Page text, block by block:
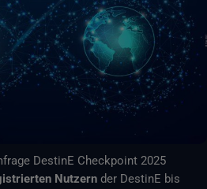
DestinE Checkpoint 2025
Nutzern der DestinE bis